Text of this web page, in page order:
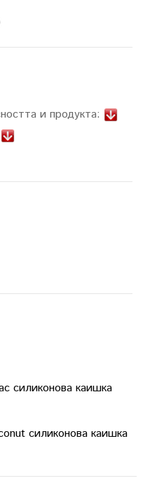
и продукта:
силиконова каишка
силиконова каишка